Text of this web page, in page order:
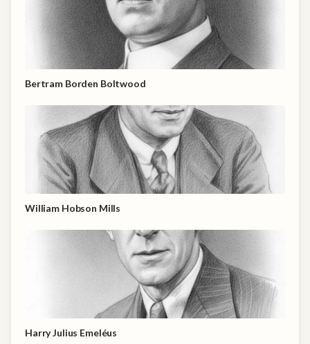
Bertram Borden Boltwood
William Hobson Mills
Harry Julius Emeléus